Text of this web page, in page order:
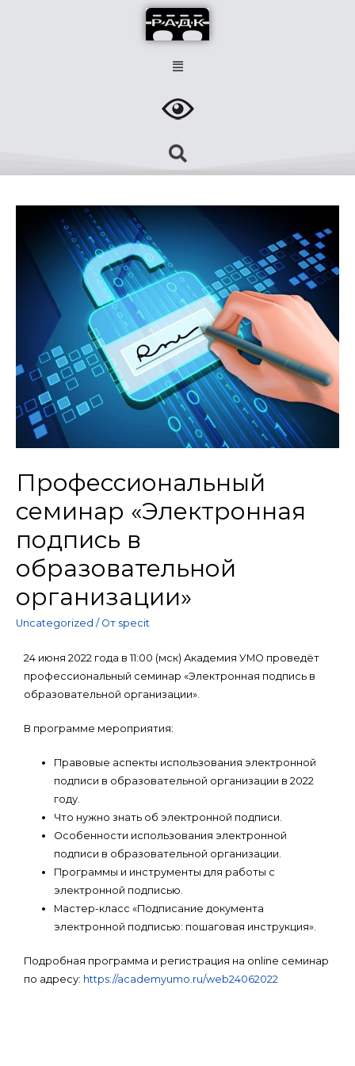
Профессиональный
семинар «Электронная
подпись в
образовательной
организации»
Uncategorized / От specit
24 июня 2022 года в 11:00 (мск) Академия УМО проведёт
профессиональный семинар «Электронная подпись в
образовательной организации».
В программе мероприятия:
Правовые аспекты использования электронной
подписи в образовательной организации в 2022
году.
Что нужно знать об электронной подписи.
Особенности использования электронной
подписи в образовательной организации.
Программы и инструменты для работы с
электронной подписью.
Мастер-класс «Подписание документа
электронной подписью: пошаговая инструкция».
Подробная программа и регистрация на online семинар
по адресу: https://academyumo.ru/web24062022